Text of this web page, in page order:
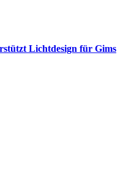
Lichtdesign für Gims